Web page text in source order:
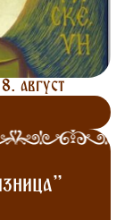
август